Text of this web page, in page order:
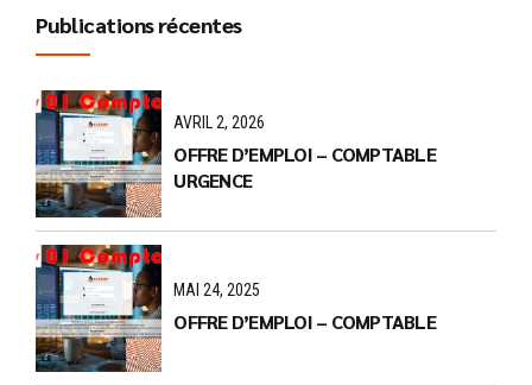
Publications récentes
AVRIL 2, 2026
OFFRE D’EMPLOI – COMPTABLE
URGENCE
MAI 24, 2025
OFFRE D’EMPLOI – COMPTABLE